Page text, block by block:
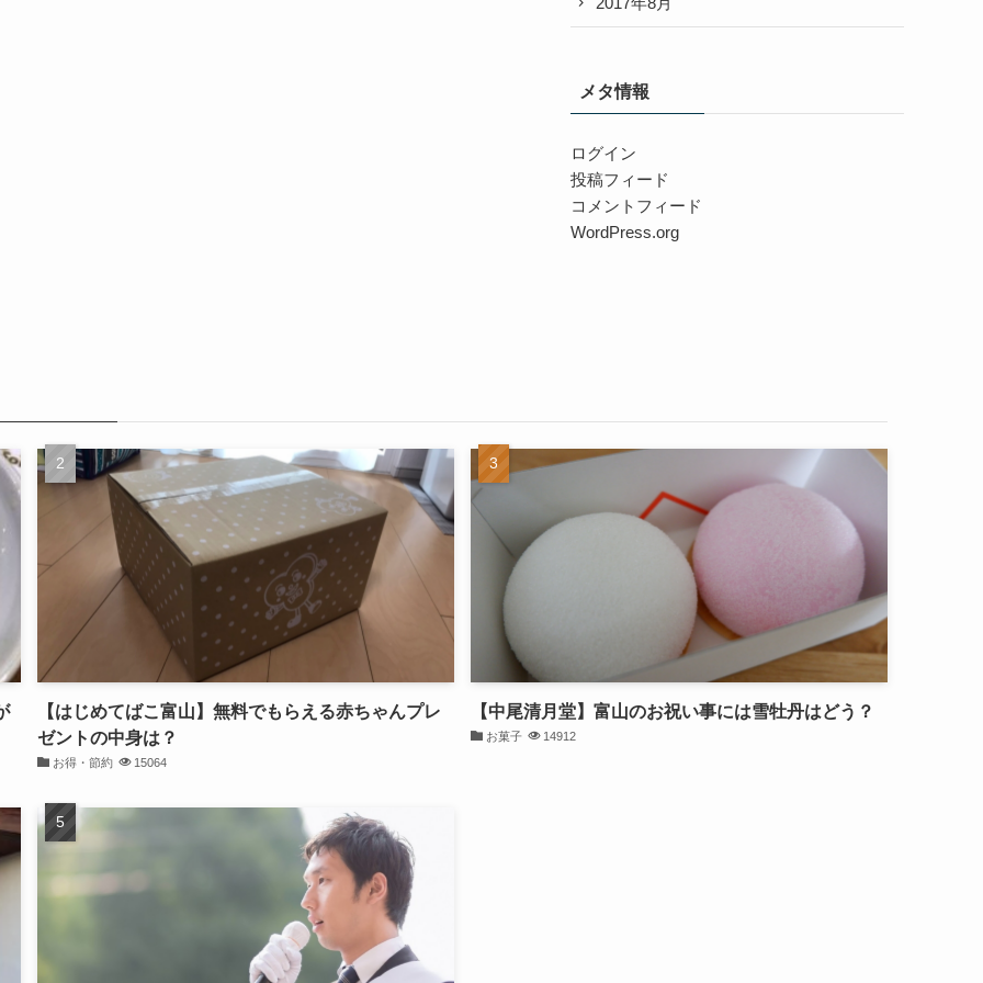
メタ情報
ログイン
投稿フィード
コメントフィード
WordPress.org
【はじめてばこ富山】無料でもらえる赤ちゃんプレ
ゼントの中身は？
お得・節約 15064
【中尾清月堂】富山のお祝い事には雪牡丹はどう？
お菓子 14912